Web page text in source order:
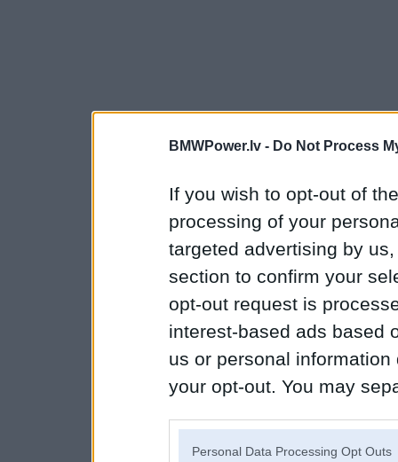
BMWPower.lv - Do Not Process
If you wish to opt-out of
processing of your
targeted advertising by
section to confirm your
opt-out request is
interest-based ads based
us or personal
your opt-out. You may
Personal Data Processing Opt Outs